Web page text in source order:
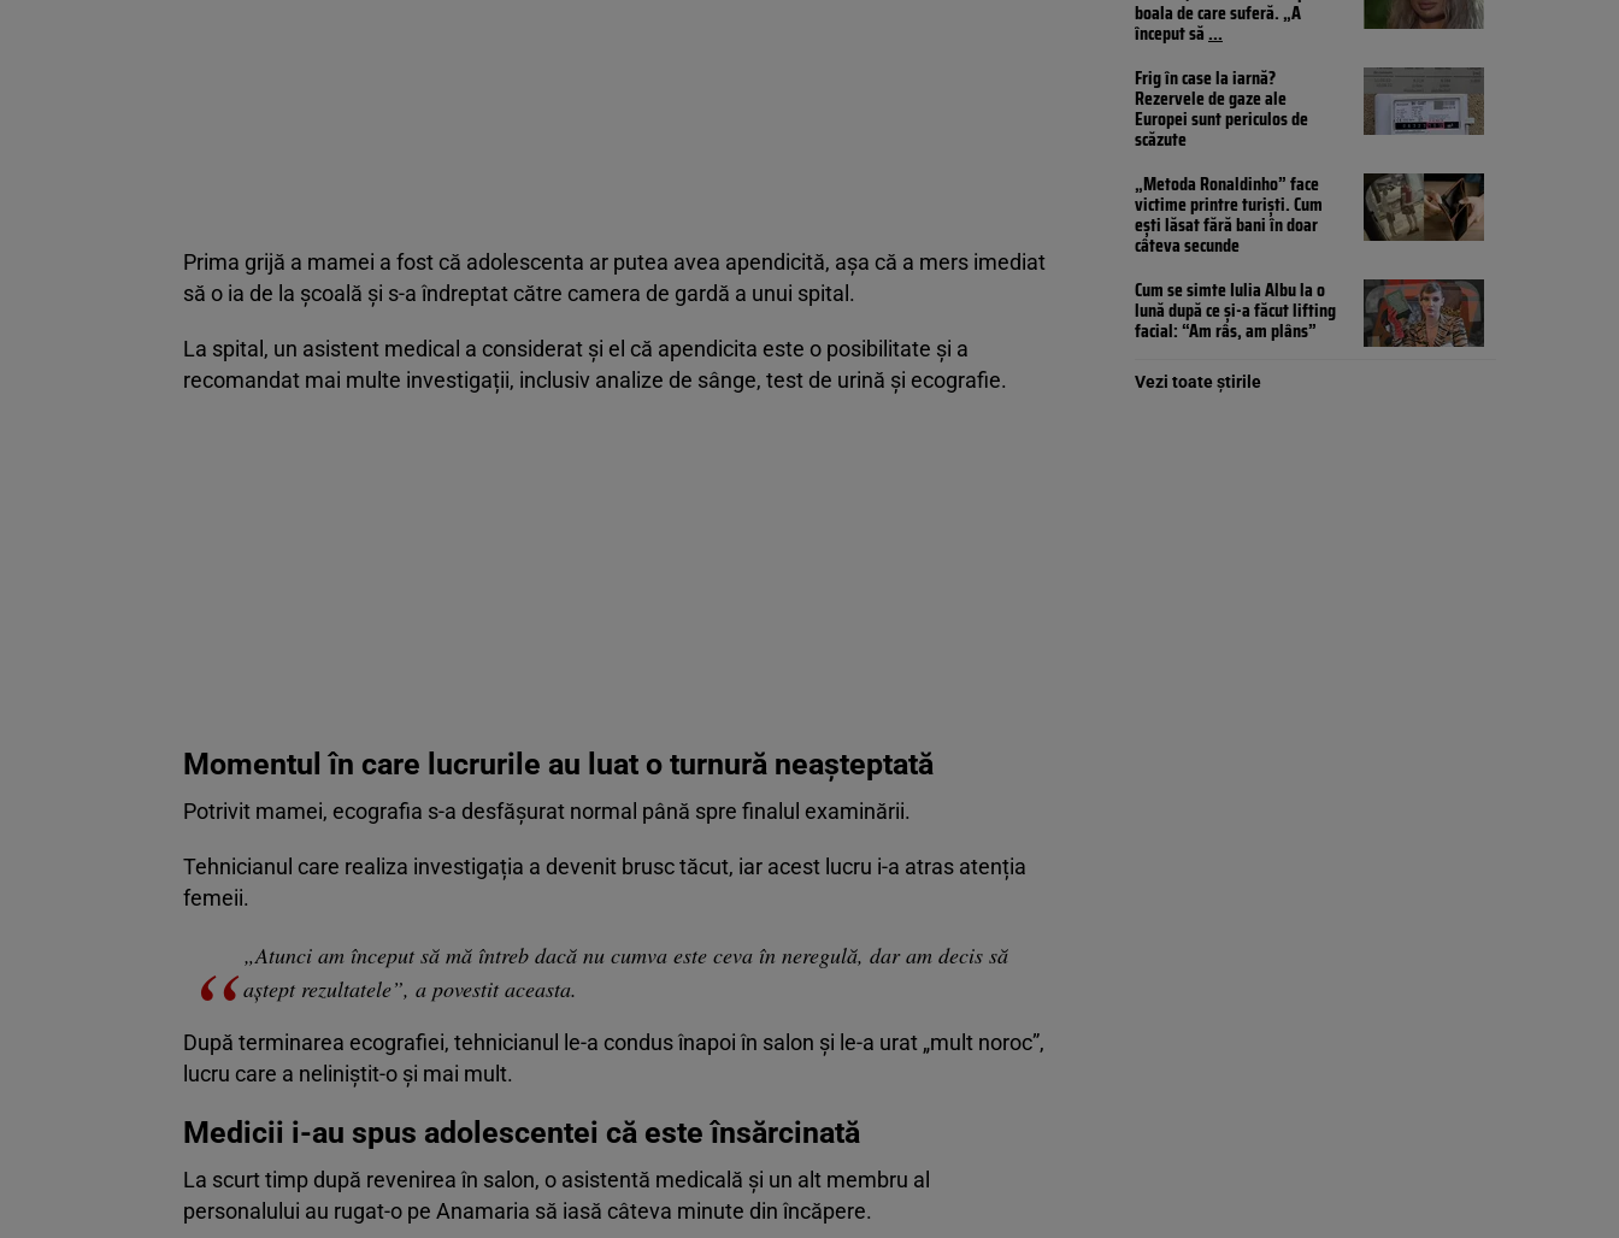
Prima grijă a mamei a fost că adolescenta ar putea avea apendicită, așa că a mers imediat
să o ia de la școală și s-a îndreptat către camera de gardă a unui spital.
La spital, un asistent medical a considerat și el că apendicita este o posibilitate și a
recomandat mai multe investigații, inclusiv analize de sânge, test de urină și ecografie.
Momentul în care lucrurile au luat o turnură neașteptată
Potrivit mamei, ecografia s-a desfășurat normal până spre finalul examinării.
Tehnicianul care realiza investigația a devenit brusc tăcut, iar acest lucru i-a atras atenția
femeii.
„Atunci am început să mă întreb dacă nu cumva este ceva în neregulă, dar am decis să
aștept rezultatele”, a povestit aceasta.
După terminarea ecografiei, tehnicianul le-a condus înapoi în salon și le-a urat „mult noroc”,
lucru care a neliniștit-o și mai mult.
Medicii i-au spus adolescentei că este însărcinată
La scurt timp după revenirea în salon, o asistentă medicală și un alt membru al
personalului au rugat-o pe Anamaria să iasă câteva minute din încăpere.
boala de care suferă. „A
început să...
Frig în case la iarnă?
Rezervele de gaze ale
Europei sunt periculos de
scăzute
„Metoda Ronaldinho” face
victime printre turiști. Cum
ești lăsat fără bani în doar
câteva secunde
Cum se simte Iulia Albu la o
lună după ce și-a făcut lifting
facial: “Am râs, am plâns”
Vezi toate știrile